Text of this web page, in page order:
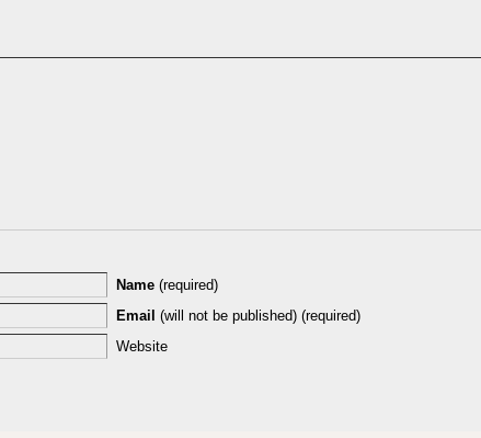
Name (required)
Email (will not be published) (required)
Website